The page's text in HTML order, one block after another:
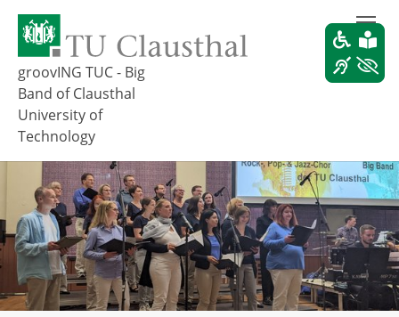
i
n
t
e
n
t
groovING TUC - Big
Band of Clausthal
University of
Technology